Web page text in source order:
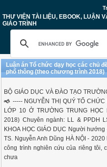
THƯ VIỆN TÀI LIỆU, EBOOK, LUẬN
GIÁO TRÌNH
Luận án Tổ chức dạy học các chủ
phổ thông (theo chương trình 2018)
BỘ GIÁO DỤC VÀ ĐÀO TẠO
🙜 ----- NGUYỄN THỊ QUÝ TỔ
LỚP 10 Ở TRƯỜNG TRUNG HỌC
2018) Chuyên ngành: LL & PPDH
KHOA HỌC GIÁO DỤC Người
TS. Nguyễn Anh Dũng HÀ NỘI -
công trình nghiên cứu của riêng tôi,
chưa